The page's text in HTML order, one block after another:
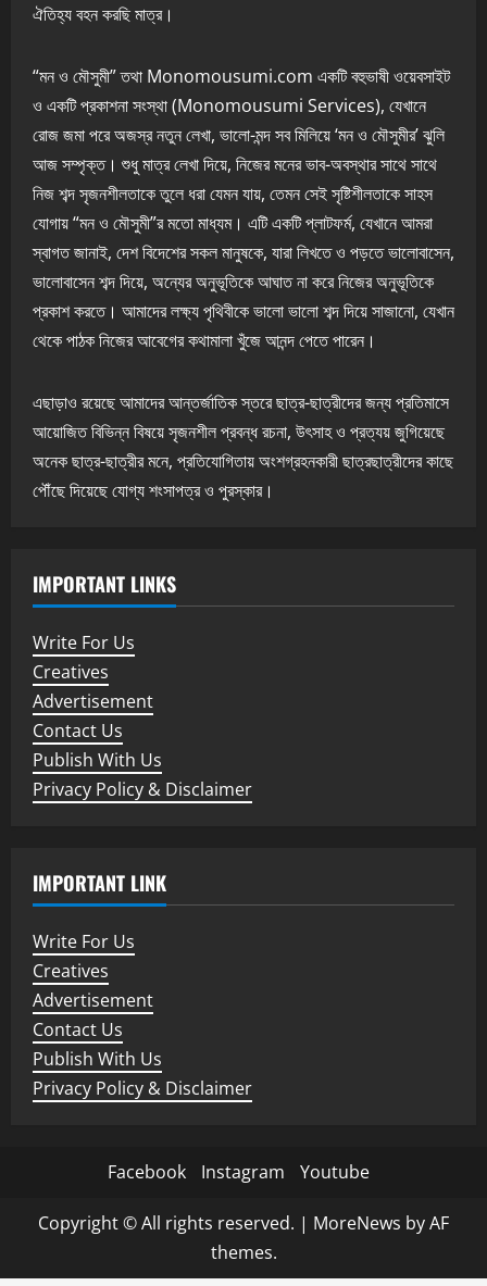
ঐতিহ্য বহন করছি মাত্র।
“মন ও মৌসুমী” তথা Monomousumi.com একটি বহুভাষী ওয়েবসাইট
ও একটি প্রকাশনা সংস্থা (Monomousumi Services), যেখানে
রোজ জমা পরে অজস্র নতুন লেখা, ভালো-মন্দ সব মিলিয়ে ‘মন ও মৌসুমীর’ ঝুলি
আজ সম্পৃক্ত। শুধু মাত্র লেখা দিয়ে, নিজের মনের ভাব-অবস্থার সাথে সাথে
নিজ শব্দ সৃজনশীলতাকে তুলে ধরা যেমন যায়, তেমন সেই সৃষ্টিশীলতাকে সাহস
যোগায় “মন ও মৌসুমী”র মতো মাধ্যম। এটি একটি প্লাটফর্ম, যেখানে আমরা
স্বাগত জানাই, দেশ বিদেশের সকল মানুষকে, যারা লিখতে ও পড়তে ভালোবাসেন,
ভালোবাসেন শব্দ দিয়ে, অন্যের অনুভূতিকে আঘাত না করে নিজের অনুভূতিকে
প্রকাশ করতে। আমাদের লক্ষ্য পৃথিবীকে ভালো ভালো শব্দ দিয়ে সাজানো, যেখান
থেকে পাঠক নিজের আবেগের কথামালা খুঁজে আনন্দ পেতে পারেন।
এছাড়াও রয়েছে আমাদের আন্তর্জাতিক স্তরে ছাত্র-ছাত্রীদের জন্য প্রতিমাসে
আয়োজিত বিভিন্ন বিষয়ে সৃজনশীল প্রবন্ধ রচনা, উৎসাহ ও প্রত্যয় জুগিয়েছে
অনেক ছাত্র-ছাত্রীর মনে, প্রতিযোগিতায় অংশগ্রহনকারী ছাত্রছাত্রীদের কাছে
পৌঁছে দিয়েছে যোগ্য শংসাপত্র ও পুরস্কার।
IMPORTANT LINKS
Write For Us
Creatives
Advertisement
Contact Us
Publish With Us
Privacy Policy & Disclaimer
IMPORTANT LINK
Write For Us
Creatives
Advertisement
Contact Us
Publish With Us
Privacy Policy & Disclaimer
Facebook Instagram Youtube
Copyright © All rights reserved. | MoreNews by AF
themes.